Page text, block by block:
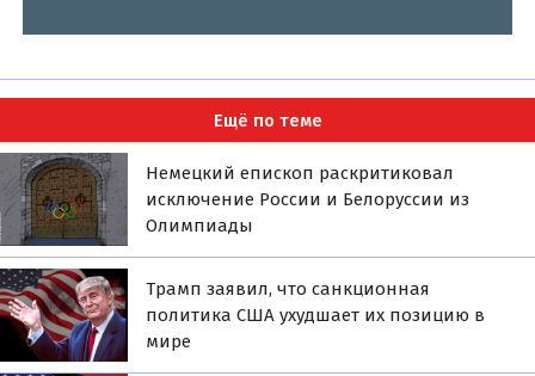
Ещё по теме
Немецкий епископ раскритиковал
исключение России и Белоруссии из
Олимпиады
Трамп заявил, что санкционная
политика США ухудшает их позицию в
мире